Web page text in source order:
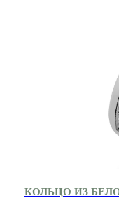
КОЛЬЦО ИЗ